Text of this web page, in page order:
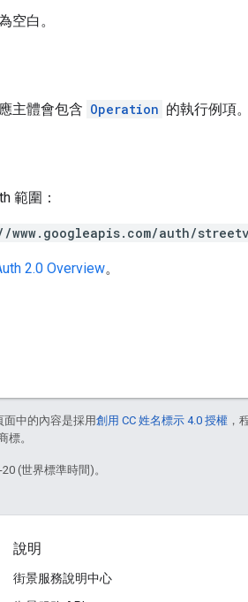
空白。
主體會包含 Operation 的執行例項。
範圍：
www.googleapis.com/auth/
2.0 Overview。
面中的內容是採用創用 CC 姓名標示 4.0 授權 ，
標。
(世界標準時間)。
說明
街景服務說明中心